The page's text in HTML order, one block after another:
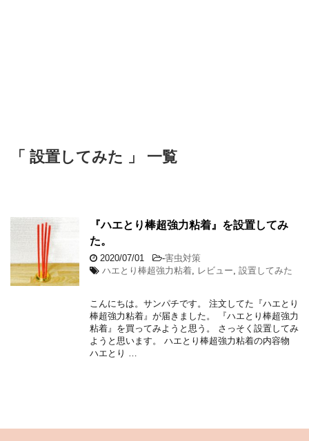
「 設置してみた 」 一覧
『ハエとり棒超強力粘着』を設置してみ
た。
2020/07/01 -害虫対策
ハエとり棒超強力粘着, レビュー, 設置してみた
こんにちは。サンパチです。 注文してた『ハエとり
棒超強力粘着』が届きました。 『ハエとり棒超強力
粘着』を買ってみようと思う。 さっそく設置してみ
ようと思います。 ハエとり棒超強力粘着の内容物
ハエとり …